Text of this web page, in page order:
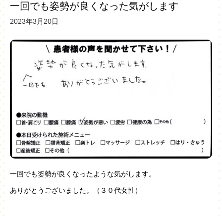
一回でも姿勢が良くなった気がします
2023年3月20日
一回でも姿勢が良くなったような気がします。
ありがとうございました。（３０代女性）